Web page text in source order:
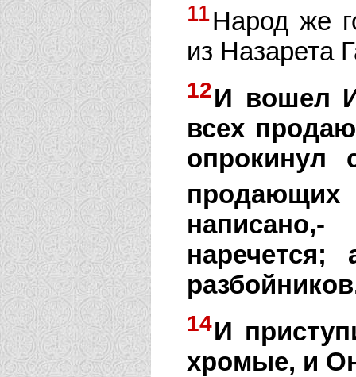
11Народ же
из Назарета
12И вошел
всех
опрокинул
продающих
14И
хромые, и